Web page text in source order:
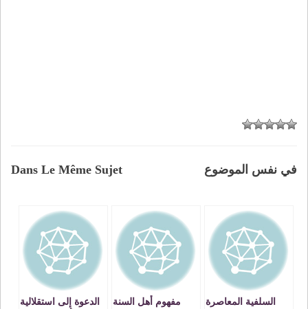
Dans Le Même Sujet في نفس الموضوع
السلفية المعاصرة
مفهوم أهل السنة
الدعوة إلى استقلالية